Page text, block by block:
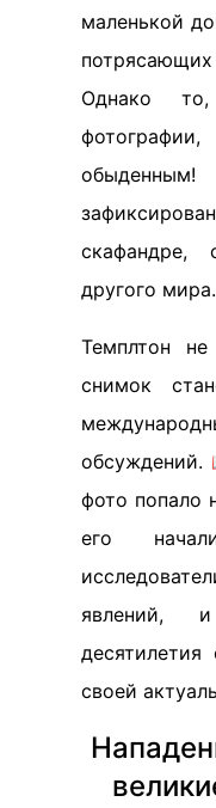
маленькой
Однако
скафандре,
другого мира.
Темплтон не
снимок
фото попало
его
явлений,
своей